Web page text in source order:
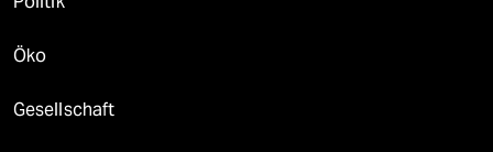
Öko
Gesellschaft